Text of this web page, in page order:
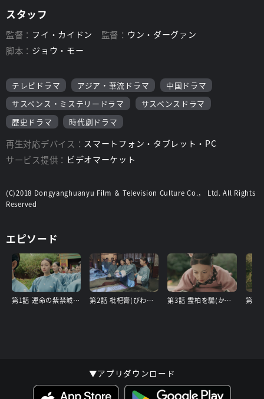
スタッフ
監督： フイ・カイドン 監督： ウン・ダーグァン
脚本： ジョウ・モー
テレビドラマ アジア・華流ドラマ
中国ドラマ
サスペンス・ミステリードラマ
サスペンスドラマ
歴史ドラマ
時代劇ドラマ
再生対応デバイス： スマートフォン・タブレット・PC
サービス提供： ビデオマーケット
(C)2018 Dongyanghuanyu Film ＆ Television Culture Co.， Ltd. All Rights
Reserved
エピソード
第1話 運命の紫禁城(しきんじょう) 第2話 枇杷膏(びわこう)の秘密 第3話 霊柏を騙(かた)る者 第4
▼アプリダウンロード